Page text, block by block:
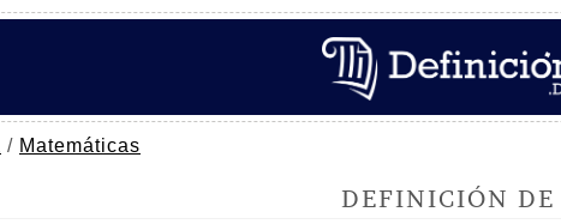
/ Matemáticas
DEFINICIÓN DE